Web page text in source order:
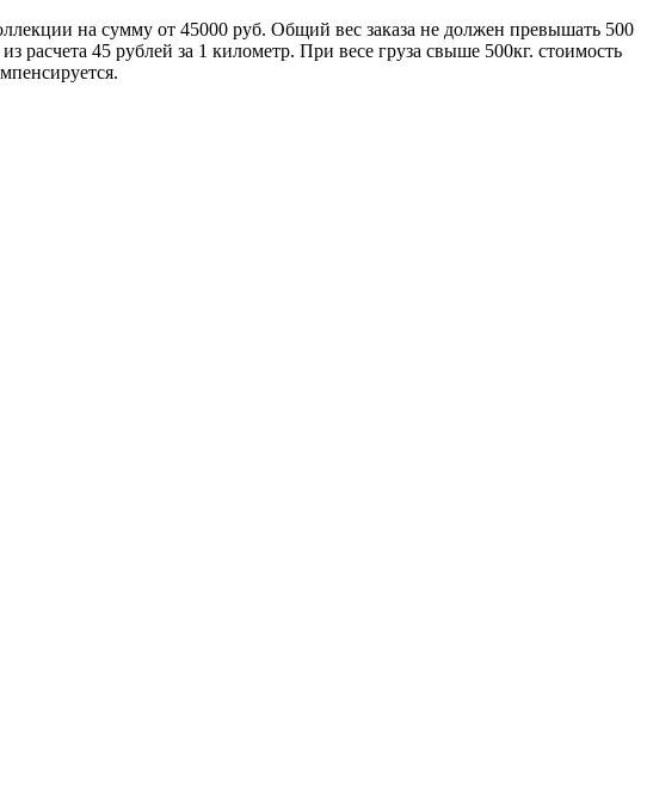
на сумму от 45000 руб. Общий вес заказа не должен превышать 500
45 рублей за 1 километр. При весе груза свыше 500кг. стоимость